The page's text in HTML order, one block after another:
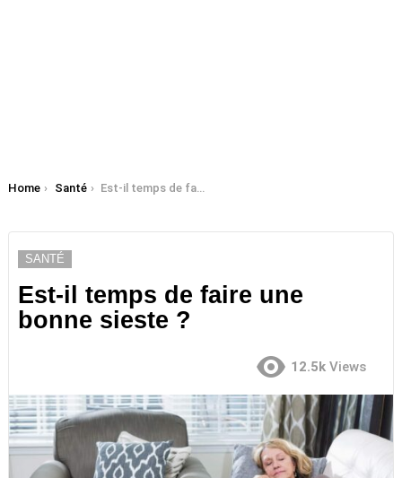
You are here:
Home Santé Est-il temps de faire une bonne sieste ?
SANTÉ
Est-il temps de faire une
bonne sieste ?
12.5k Views